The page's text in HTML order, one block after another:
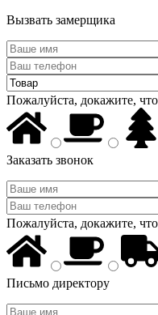
Вызвать замерщика
Пожалуйста, докажите,
Заказать звонок
Пожалуйста, докажите,
Письмо директору